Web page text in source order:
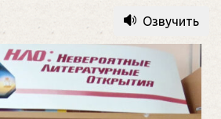
Озвучить